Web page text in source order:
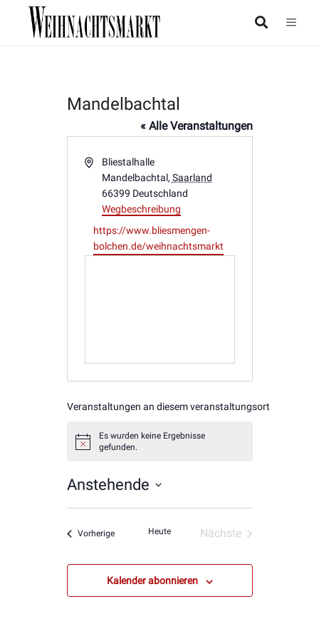
Mandelbachtal
« Alle Veranstaltungen
AdresseBliestalhalle
Mandelbachtal, Saarland
66399 Deutschland
Wegbeschreibung
Webseite
https://www.bliesmengen-
bolchen.de/weihnachtsmarkt
Veranstaltungen an diesem veranstaltungsort
Hinweis
Es wurden keine Ergebnisse
gefunden.
Anstehende
Datum
VorherigeVeranstaltungen
Heute
Nächste
Kalender abonnieren